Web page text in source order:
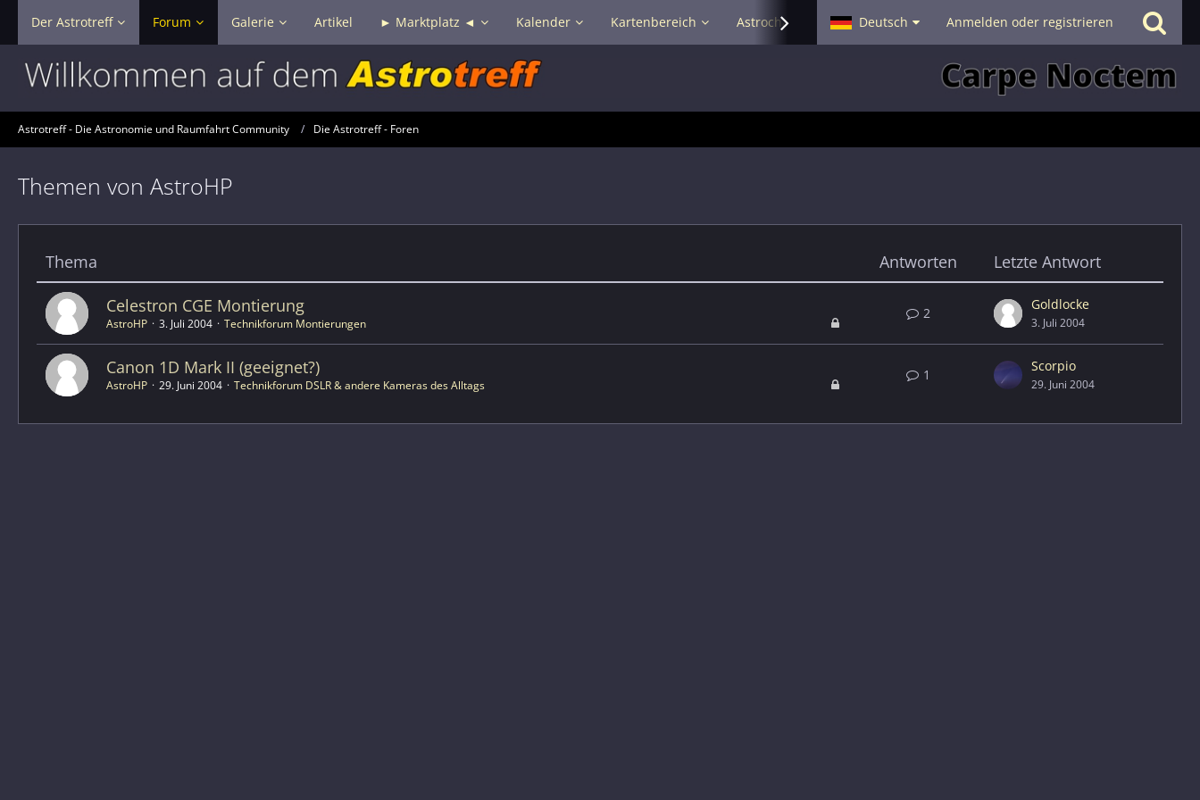
Der Astrotreff Forum Galerie Artikel ► Marktplatz ◄ Kalender Kartenbereich Astrochat - Smalltalk Hilfe
Deutsch Anmelden oder registrieren
Astrotreff - Die Astronomie und Raumfahrt Community Die Astrotreff - Foren
Themen von AstroHP
Thema Antworten Letzte Antwort
Celestron CGE Montierung
AstroHP 3. Juli 2004 Technikforum Montierungen
2
Goldlocke
3. Juli 2004
Canon 1D Mark II (geeignet?)
AstroHP 29. Juni 2004 Technikforum DSLR & andere Kameras des Alltags
1
Scorpio
29. Juni 2004